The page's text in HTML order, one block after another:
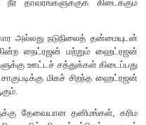
முறை காரணமாக,
வெப்ப
மனிதர்களால்
தீப் பொதுவாகக்